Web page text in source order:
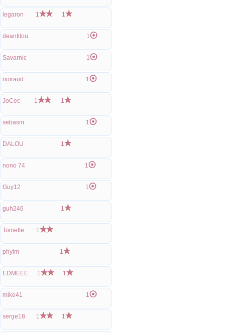
legaron 1 1
deantilou 1
Savarnic 1
noiraud 1
JoCec 1 1
sebasm 1
DALOU 1
nono 74 1
Guy12 1
guh246 1
Toinette 1
phylm 1
EDMEEE 1 1
mike41 1
serge18 1 1